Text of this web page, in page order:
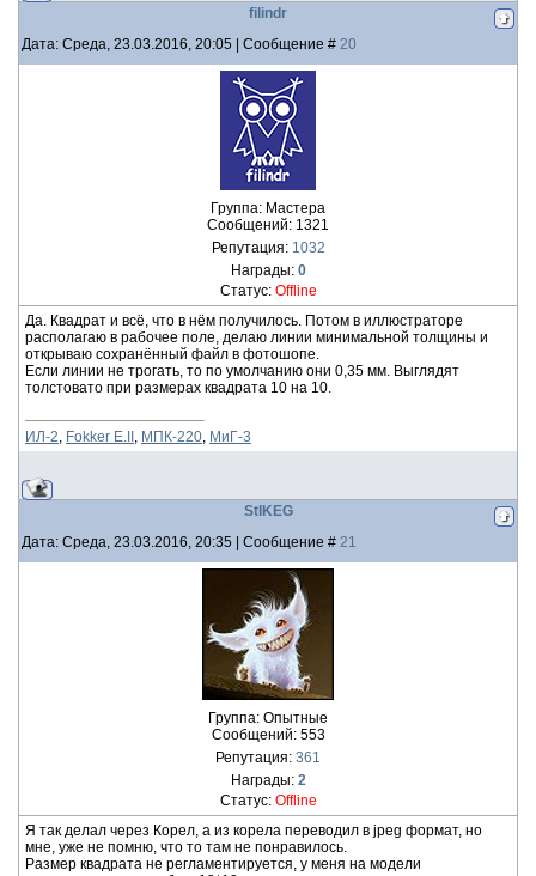
filindr
Дата: Среда, 23.03.2016, 20:05 | Сообщение # 20
Группа: Мастера
Сообщений: 1321
Репутация: 1032
Награды: 0
Статус: Offline
Да. Квадрат и всё, что в нём получилось. Потом в иллюстраторе
располагаю в рабочее поле, делаю линии минимальной толщины и
открываю сохранённый файл в фотошопе.
Если линии не трогать, то по умолчанию они 0,35 мм. Выглядят
толстовато при размерах квадрата 10 на 10.
ИЛ-2, Fokker E.II , МПК-220, МиГ-3
StIKEG
Дата: Среда, 23.03.2016, 20:35 | Сообщение # 21
Группа: Опытные
Сообщений: 553
Репутация: 361
Награды: 2
Статус: Offline
Я так делал через Корел, а из корела переводил в jpeg формат, но
мне, уже не помню, что то там не понравилось.
Размер квадрата не регламентируется, у меня на модели